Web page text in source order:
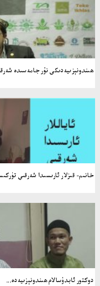
ھىندونېزىيەدىكى نۇر جامەسىدە
خانىم- قىزلار ئارىسىدا شەرقىي
دوكتور ئابدۇسالام ھىندونېزىيەدە...